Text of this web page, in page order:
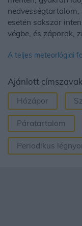
esetén sokszor
végbe, és záporok,
A teljes meteorlógiai
Ajánlott címszavak
Hózápor
Páratartalom
Periodikus